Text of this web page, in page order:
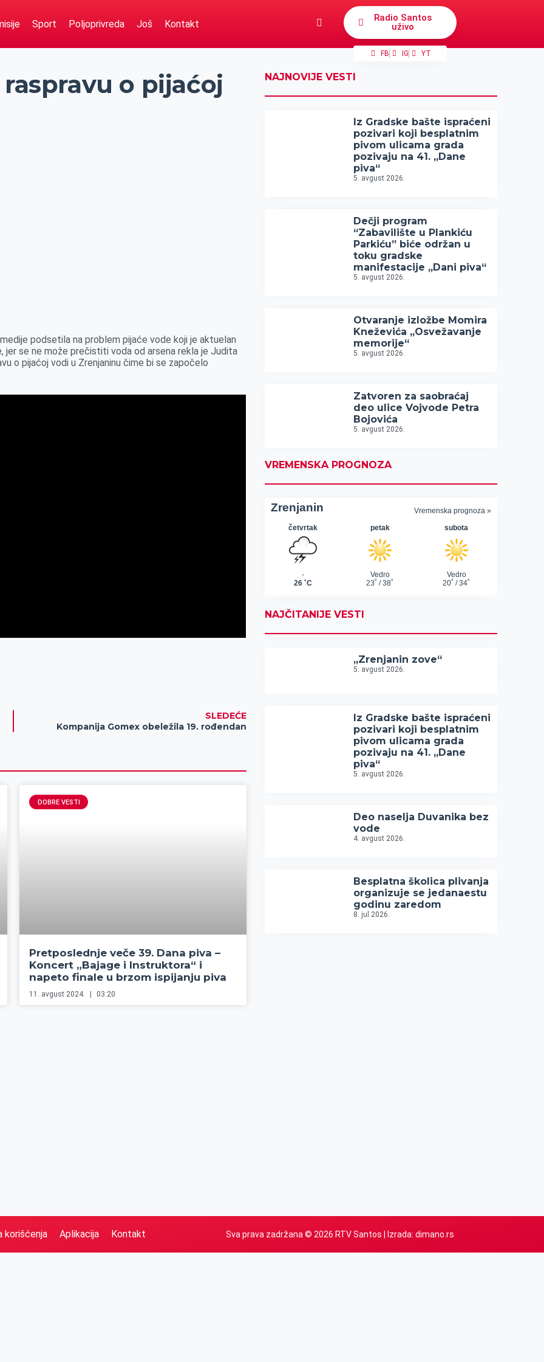
Sport Poljoprivreda Još Kontakt
Radio Santos
uživo
FB IG YT
o pijaćoj
podsetila na problem pijaće vode koji je aktuelan
jer se ne može prečistiti voda od arsena rekla je Judita
o pijaćoj vodi u Zrenjaninu čime bi se započelo
SLEDEĆE
Kompanija Gomex obeležila 19. rođendan
DOBRE VESTI
Pretposlednje veče 39. Dana piva –
Koncert „Bajage i Instruktora“ i
napeto finale u brzom ispijanju piva
11. avgust 2024. 03:20
NAJNOVIJE VESTI
Iz Gradske bašte ispraćeni
pozivari koji besplatnim
pivom ulicama grada
pozivaju na 41. „Dane
piva“
5. avgust 2026.
Dečji program
“Zabavilište u Plankiću
Parkiću” biće održan u
toku gradske
manifestacije „Dani piva“
5. avgust 2026.
Otvaranje izložbe Momira
Kneževića „Osvežavanje
memorije“
5. avgust 2026.
Zatvoren za saobraćaj
deo ulice Vojvode Petra
Bojovića
5. avgust 2026.
VREMENSKA PROGNOZA
NAJČITANIJE VESTI
„Zrenjanin zove“
5. avgust 2026.
Iz Gradske bašte ispraćeni
pozivari koji besplatnim
pivom ulicama grada
pozivaju na 41. „Dane
piva“
5. avgust 2026.
Deo naselja Duvanika bez
vode
4. avgust 2026.
Besplatna školica plivanja
organizuje se jedanaestu
godinu zaredom
8. jul 2026.
korišćenja Aplikacija Kontakt Sva prava zadržana © 2026 RTV Santos | Izrada: dimano.rs